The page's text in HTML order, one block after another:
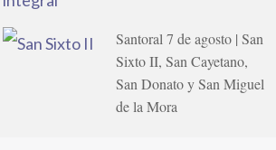
Santoral 7 de agosto | San
Sixto II, San Cayetano,
San Donato y San Miguel
de la Mora